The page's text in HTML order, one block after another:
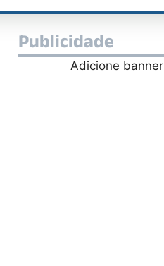
Publicidade
Adicione banner